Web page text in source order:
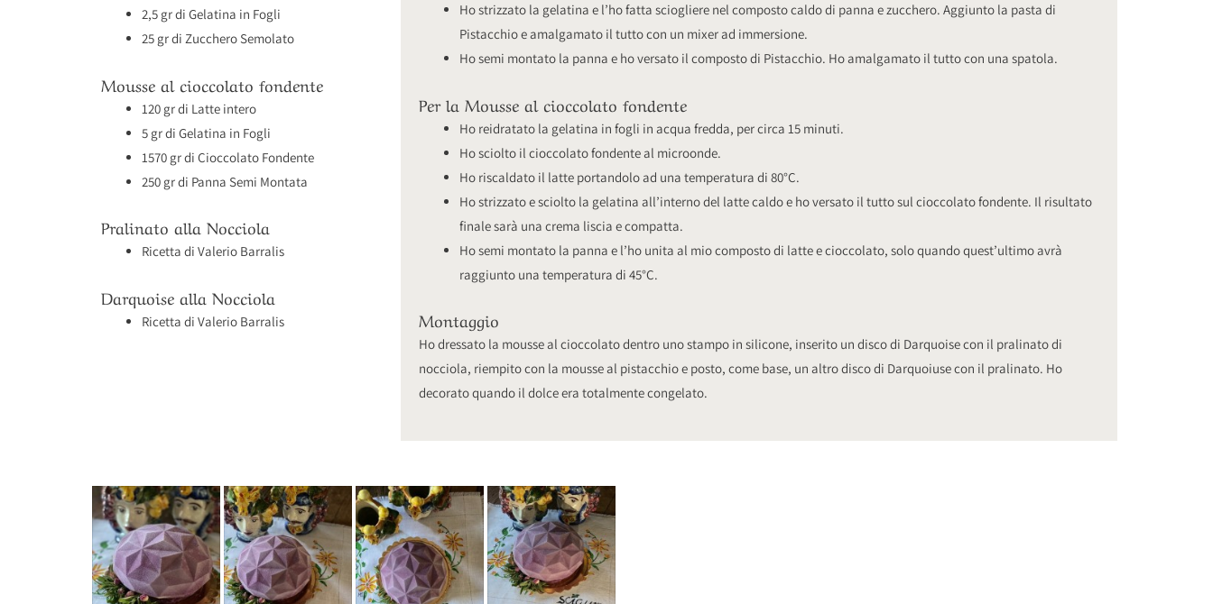
2,5 gr di Gelatina in Fogli
25 gr di Zucchero Semolato
Mousse al cioccolato fondente
120 gr di Latte intero
5 gr di Gelatina in Fogli
1570 gr di Cioccolato Fondente
250 gr di Panna Semi Montata
Pralinato alla Nocciola
Ricetta di Valerio Barralis
Darquoise alla Nocciola
Ricetta di Valerio Barralis
Ho strizzato la gelatina e l’ho fatta sciogliere nel composto caldo di panna e zucchero. Aggiunto la pasta di
Pistacchio e amalgamato il tutto con un mixer ad immersione.
Ho semi montato la panna e ho versato il composto di Pistacchio. Ho amalgamato il tutto con una spatola.
Per la Mousse al cioccolato fondente
Ho reidratato la gelatina in fogli in acqua fredda, per circa 15 minuti.
Ho sciolto il cioccolato fondente al microonde.
Ho riscaldato il latte portandolo ad una temperatura di 80°C.
Ho strizzato e sciolto la gelatina all’interno del latte caldo e ho versato il tutto sul cioccolato fondente. Il risultato
finale sarà una crema liscia e compatta.
Ho semi montato la panna e l’ho unita al mio composto di latte e cioccolato, solo quando quest’ultimo avrà
raggiunto una temperatura di 45°C.
Montaggio
Ho dressato la mousse al cioccolato dentro uno stampo in silicone, inserito un disco di Darquoise con il pralinato di
nocciola, riempito con la mousse al pistacchio e posto, come base, un altro disco di Darquoiuse con il pralinato. Ho
decorato quando il dolce era totalmente congelato.